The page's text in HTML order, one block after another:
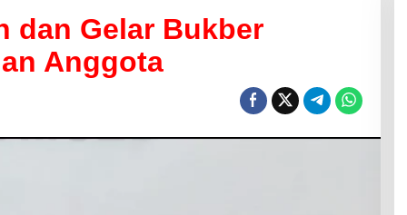
dan Gelar Bukber
Anggota